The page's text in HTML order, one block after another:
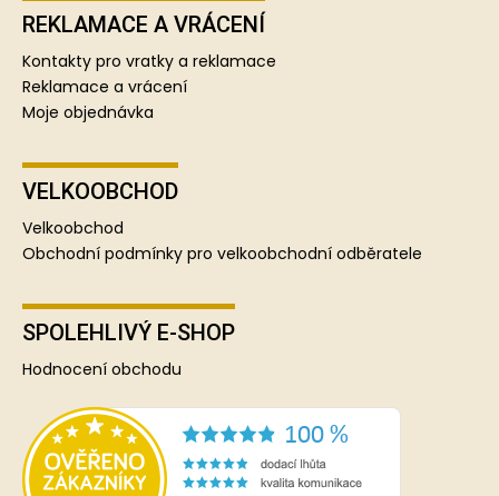
REKLAMACE A VRÁCENÍ
Kontakty pro vratky a reklamace
Reklamace a vrácení
Moje objednávka
VELKOOBCHOD
Velkoobchod
Obchodní podmínky pro velkoobchodní odběratele
SPOLEHLIVÝ E-SHOP
Hodnocení obchodu